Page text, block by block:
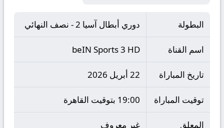
البطولة دوري أبطال آسيا 2 - نصف النهائي
اسم القناة beIN Sports 3 HD
تاريخ المباراة 22 أبريل 2026
توقيت المباراة 19:00 بتوقيت القاهرة
المعلق غير معروف